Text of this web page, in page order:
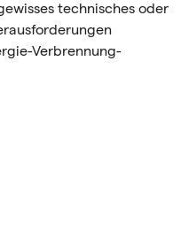
technisches oder
Verbrennung-